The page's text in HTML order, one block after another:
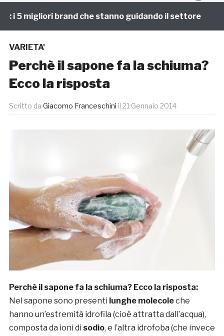
5 migliori brand che stanno guidando il settore
VARIETA'
Perchè il sapone fa la schiuma?
Ecco la risposta
Scritto da Giacomo Franceschini il 21 Gennaio 2014
Perchè il sapone fa la schiuma? Ecco la risposta:
Nel sapone sono presenti lunghe molecoleche
hanno un’estremità idrofila (cioè attratta dall’acqua),
composta da ioni di sodio, e l’altra idrofoba (che invece